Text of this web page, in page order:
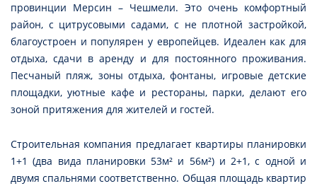
провинции Мерсин – Чешмели. Это очень комфортный
район, с цитрусовыми садами, с не плотной застройкой,
благоустроен и популярен у европейцев. Идеален как для
отдыха, сдачи в аренду и для постоянного проживания.
Песчаный пляж, зоны отдыха, фонтаны, игровые детские
площадки, уютные кафе и рестораны, парки, делают его
зоной притяжения для жителей и гостей.
Строительная компания предлагает квартиры планировки
1+1 (два вида планировки 53м² и 56м²) и 2+1, с одной и
двумя спальнями соответственно. Общая площадь квартир